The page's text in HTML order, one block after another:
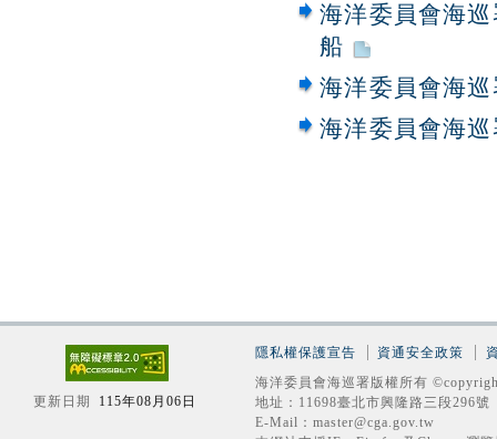
海洋委員會海
船
海洋委員會海
海洋委員會海
更新日期 115年08月06日
隱私權保護宣告 資通安全政策
海洋委員會海巡署版權所有
地址：11698臺北市興隆路三段296
E-Mail：master@cga.gov.tw